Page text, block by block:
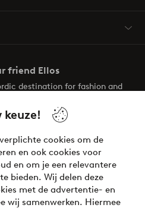
keuze!
cookies om de
en ook cookies voor
en om je een relevantere
bieden. Wij delen deze
met de advertentie- en
wij samenwerken. Hiermee
friend Ellos
destination for fashion and
inspiring look is here!
betalen of opsplitsen